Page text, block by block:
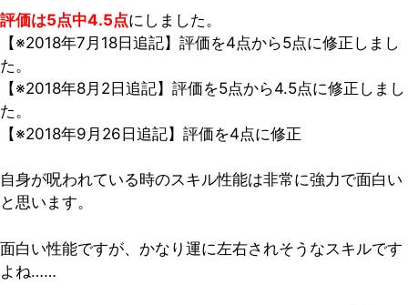
評価は5点中4.5点にしました。
【※2018年7月18日追記】評価を4点から5点に修正しまし
た。
【※2018年8月2日追記】評価を5点から4.5点に修正しまし
た。
【※2018年9月26日追記】評価を4点に修正
自身が呪われている時のスキル性能は非常に強力で面白い
と思います。
面白い性能ですが、かなり運に左右されそうなスキルです
よね……